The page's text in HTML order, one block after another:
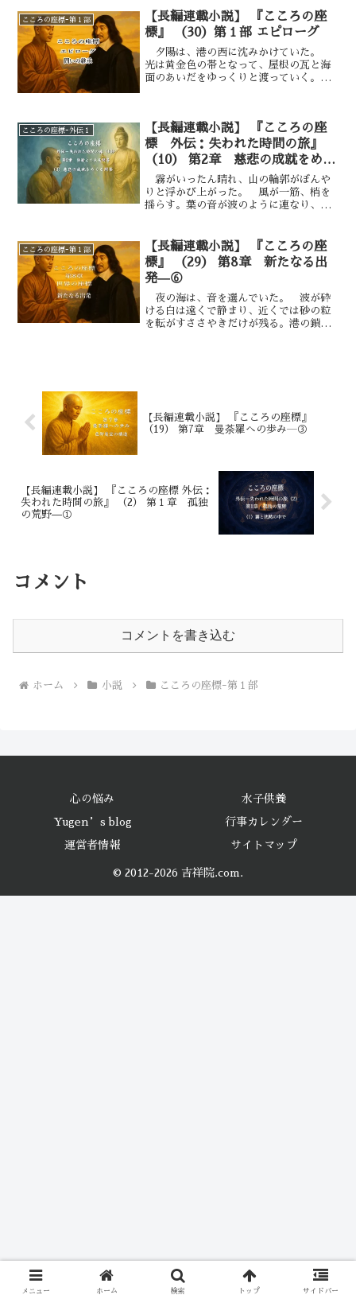
感が胸をよぎった。 足を速める。 山
道を抜け、低地へ出ると、荒れ...
こころの座標ｰ第１部
【長編連載小説】 『こころの座
標』 （30）第１部 エピローグ
夕陽は、港の西に沈みかけていた。
光は黄金色の帯となって、屋根の瓦と海
面のあいだをゆっくりと渡っていく。
を広げていた。 その紙には、旅のあい
だに描き続けてきた十字と円、そして幾
つかの線が重なっている。 けれどそれ
は、もはや哲学の図でも、神学の図でも
なかった。 ただの「歩みの記録」――
呼吸の跡であり、出会いの形だった。
空海と別れてから、すでに幾日かが過ぎ
こころの座標ｰ外伝１
【長編連載小説】 『こころの座
標 外伝：失われた時間の旅』
（10） 第2章 慈悲の成就をめぐ
る問答—③
霧がいったん晴れ、山の輪郭がぼんや
りと浮かび上がった。 風が一筋、梢を
揺らす。葉の音が波のように連なり、や
い香を含んでいた。沈香のようであり、
遠い記憶の匂いのようでもあった。 弥
勒はなお、その場に立っていた。 光を
孕んだ身体は輪郭を持たず、見ているう
ちに形を変える。 ある瞬間には人の姿
に見え、次の瞬間にはただの光の柱に見
えた。 だがその“在り方”は一貫して
こころの座標ｰ第１部
【長編連載小説】 『こころの座
標』 （29） 第8章 新たなる出
発—⑥
夜の海は、音を選んでいた。 波が砕
ける白は遠くで静まり、近くでは砂の粒
を転がすささやきだけが残る。港の鎖は
た別の場所を濃くする。世界が、同時に
いくつもの現在を持っている――そんな
錯覚でもあり、気づきでもあった。
【長編連載小説】 『こころの座標』
（19） 第7章 曼荼羅への歩み―③
【長編連載小説】 『こころの座標 外伝：
失われた時間の旅』 （2） 第１章 孤独
の荒野—①
コメント
コメントを書き込む
ホーム 小説 こころの座標ｰ第１部
心の悩み 水子供養
Yugen’s blog 行事カレンダー
運営者情報 サイトマップ
© 2012-2026 吉祥院.com.
メニュー ホーム 検索 トップ サイドバー